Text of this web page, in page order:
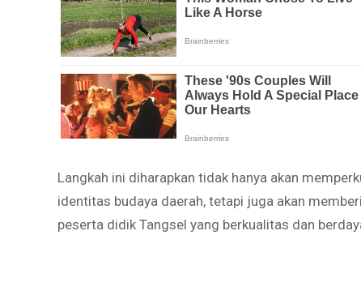
Langkah ini diharapkan tidak hanya akan
identitas budaya daerah, tetapi juga akan
peserta didik Tangsel yang berkualitas dan